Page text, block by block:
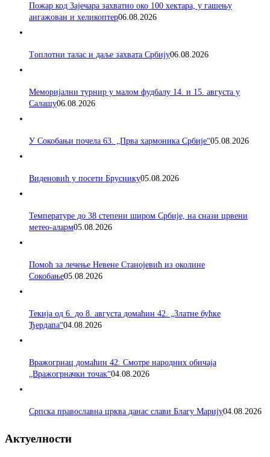
Пожар код Зајечара захватио око 100 хектара, у гашењу
ангажован и хеликоптер06.08.2026
Tоплотни талас и даље захвата Србију06.08.2026
Меморијални турнир у малом фудбалу 14. и 15. августа у
Салашу06.08.2026
У Сокобањи почела 63. „Прва хармоника Србије“05.08.2026
Виденовић у посети Бруснику05.08.2026
Температуре до 38 степени широм Србије, на снази црвени
метео-аларм05.08.2026
Помоћ за лечење Невене Станојевић из околине
Сокобање05.08.2026
Текија од 6. до 8. августа домаћин 42. „Златне бућке
Ђердапа“04.08.2026
Вражогрнац домаћин 42. Смотре народних обичаја
„Вражогрначки точак“04.08.2026
Српска православна црква данас слави Благу Марију04.08.2026
Актуелности